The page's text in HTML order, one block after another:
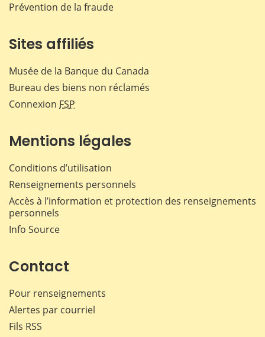
Prévention de la fraude
Sites affiliés
Musée de la Banque du Canada
Bureau des biens non réclamés
Connexion FSP
Mentions légales
Conditions d’utilisation
Renseignements personnels
Accès à l’information et protection des renseignements
personnels
Info Source
Contact
Pour renseignements
Alertes par courriel
Fils RSS